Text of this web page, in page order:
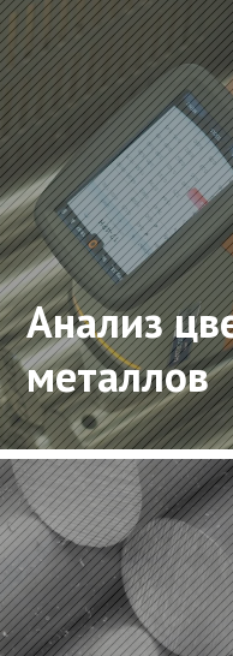
Анализ
металлов